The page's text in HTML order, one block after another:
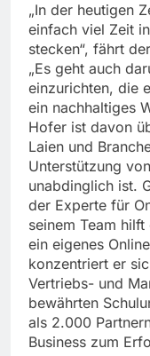
„In der heutigen
einfach viel Zeit
stecken“, fährt
„Es geht auch
einzurichten, die
ein nachhaltiges
Hofer ist davon
Laien und
Unterstützung
unabdinglich ist.
der Experte für
seinem Team
ein eigenes
konzentriert er
Vertriebs- und
bewährten
als 2.000
Business zum